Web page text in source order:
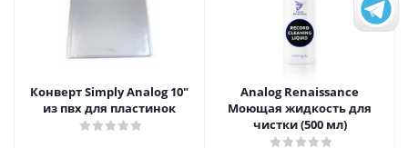
Конверт Simply Analog 10"
из пвх для пластинок
Analog Renaissance
Моющая жидкость для
чистки (500 мл)